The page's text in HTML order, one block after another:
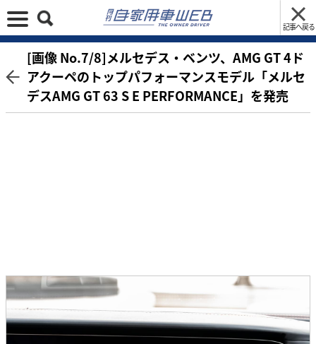
記事へ戻る
[画像 No.7/8]メルセデス・ベンツ、AMG GT 4ド
アクーペのトップパフォーマンスモデル「メルセ
デスAMG GT 63 S E PERFORMANCE」を発売